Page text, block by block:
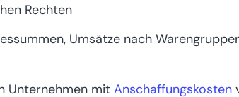
Rechten
Umsätze nach
Unternehmen mit Anschaffungskosten